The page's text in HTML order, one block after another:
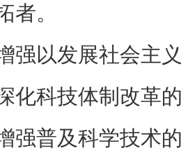
者。
强以发展社会主
化科技体制改革
强普及科学技术